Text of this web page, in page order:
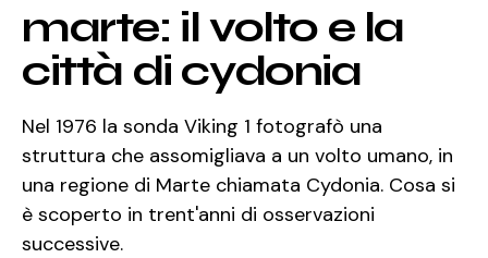
marte: il volto e la
città di cydonia
Nel 1976 la sonda Viking 1 fotografò una
struttura che assomigliava a un volto umano, in
una regione di Marte chiamata Cydonia. Cosa si
è scoperto in trent'anni di osservazioni
successive.